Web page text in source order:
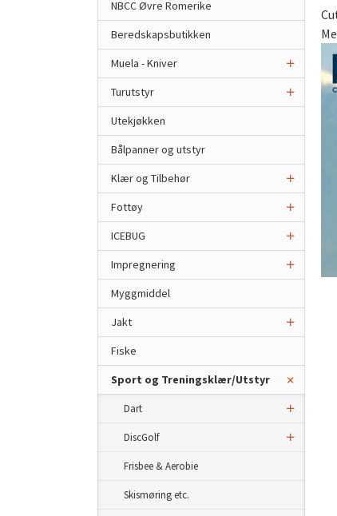
NBCC Øvre Romerike
Beredskapsbutikken
Muela - Kniver
Turutstyr
Utekjøkken
Bålpanner og utstyr
Klær og Tilbehør
Fottøy
ICEBUG
Impregnering
Myggmiddel
Jakt
Fiske
Sport og Treningsklær/Utstyr
Dart
DiscGolf
Frisbee & Aerobie
Skismøring etc.